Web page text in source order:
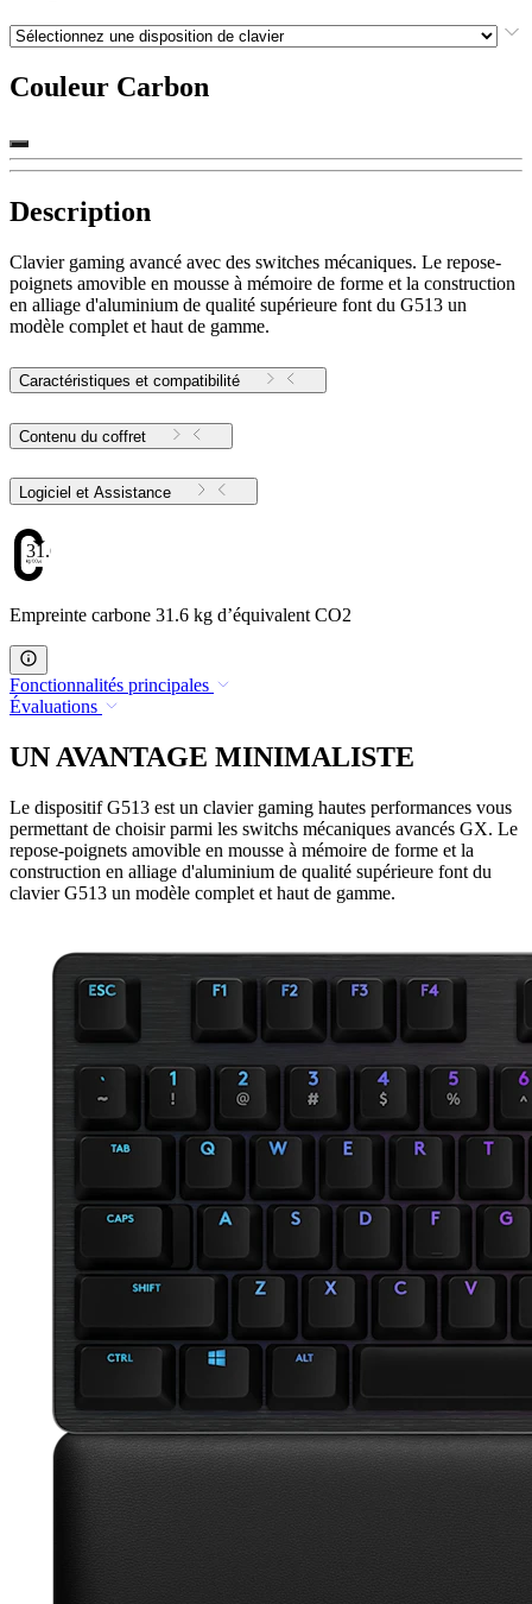
Couleur Carbon
Description
Clavier gaming avancé avec des switches mécaniques. Le repose-
poignets amovible en mousse à mémoire de forme et la construction
en alliage d'aluminium de qualité supérieure font du G513 un
modèle complet et haut de gamme.
Caractéristiques et compatibilité
Contenu du coffret
Logiciel et Assistance
31.6
Empreinte carbone 31.6 kg d’équivalent CO2
Fonctionnalités principales
Évaluations
UN AVANTAGE MINIMALISTE
Le dispositif G513 est un clavier gaming hautes performances vous
permettant de choisir parmi les switchs mécaniques avancés GX. Le
repose-poignets amovible en mousse à mémoire de forme et la
construction en alliage d'aluminium de qualité supérieure font du
clavier G513 un modèle complet et haut de gamme.